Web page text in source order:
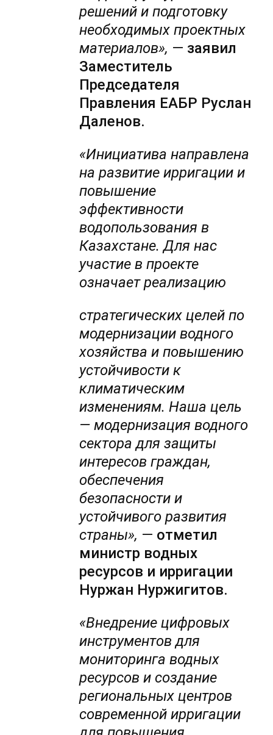
решений и подготовку
необходимых проектных
материалов», — заявил
Заместитель
Председателя
Правления ЕАБР Руслан
Даленов.
«Инициатива направлена
на развитие ирригации и
повышение
эффективности
водопользования в
Казахстане. Для нас
участие в проекте
означает реализацию
стратегических целей по
модернизации водного
хозяйства и повышению
устойчивости к
климатическим
изменениям. Наша цель
— модернизация водного
сектора для защиты
интересов граждан,
обеспечения
безопасности и
устойчивого развития
страны», — отметил
министр водных
ресурсов и ирригации
Нуржан Нуржигитов.
«Внедрение цифровых
инструментов для
мониторинга водных
ресурсов и создание
региональных центров
современной ирригации